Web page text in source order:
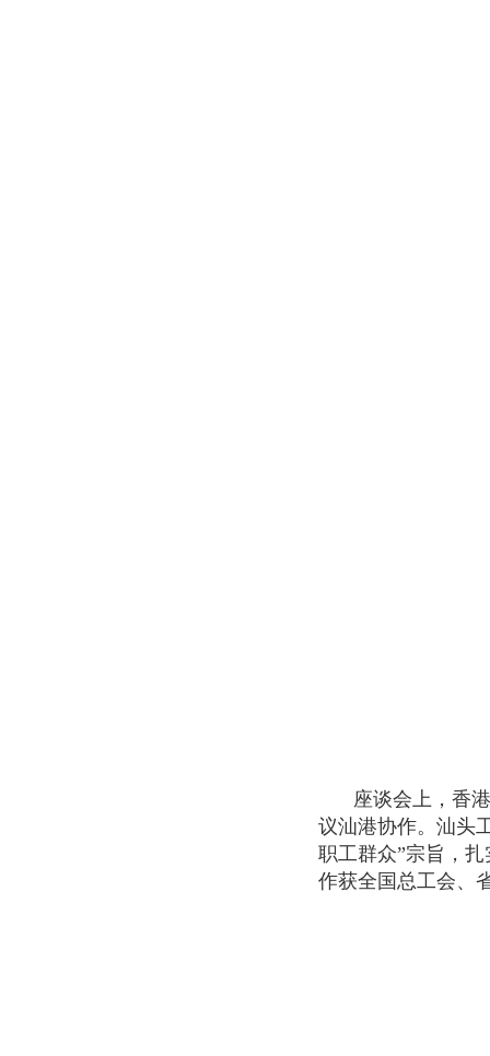
座谈会上，香
议汕港协作。汕头
职工群众”宗旨，
作获全国总工会、